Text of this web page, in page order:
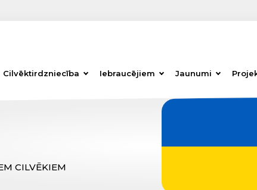
Cilvēktirdzniecība Iebraucējiem Jaunumi
CILVĒKIEM